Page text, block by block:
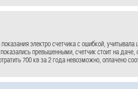
электро счетчика с ошибкой,
превышенными, счетчик стоит на
700 кв за 2 года невозможно, оплачено